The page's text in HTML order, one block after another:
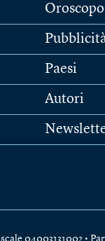
Oroscopo
Paesi
Autori
04003131002 •